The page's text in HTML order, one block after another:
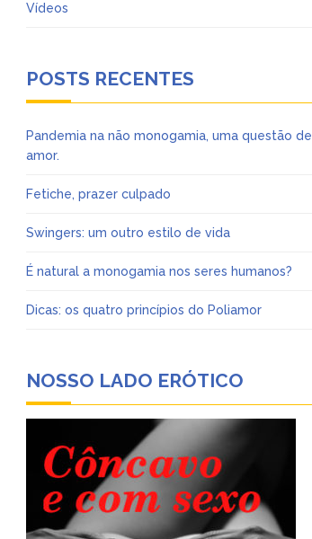
Vídeos
POSTS RECENTES
Pandemia na não monogamia, uma questão de
amor.
Fetiche, prazer culpado
Swingers: um outro estilo de vida
É natural a monogamia nos seres humanos?
Dicas: os quatro princípios do Poliamor
NOSSO LADO ERÓTICO